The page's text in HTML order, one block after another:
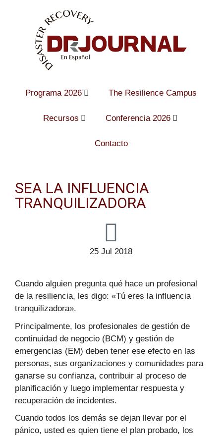
Programa 2026 The Resilience Campus
Recursos Conferencia 2026
Contacto
SEA LA INFLUENCIA
TRANQUILIZADORA
25 Jul 2018
Cuando alguien pregunta qué hace un profesional
de la resiliencia, les digo: «Tú eres la influencia
tranquilizadora».
Principalmente, los profesionales de gestión de
continuidad de negocio (BCM) y gestión de
emergencias (EM) deben tener ese efecto en las
personas, sus organizaciones y comunidades para
ganarse su confianza, contribuir al proceso de
planificación y luego implementar respuesta y
recuperación de incidentes.
Cuando todos los demás se dejan llevar por el
pánico, usted es quien tiene el plan probado, los